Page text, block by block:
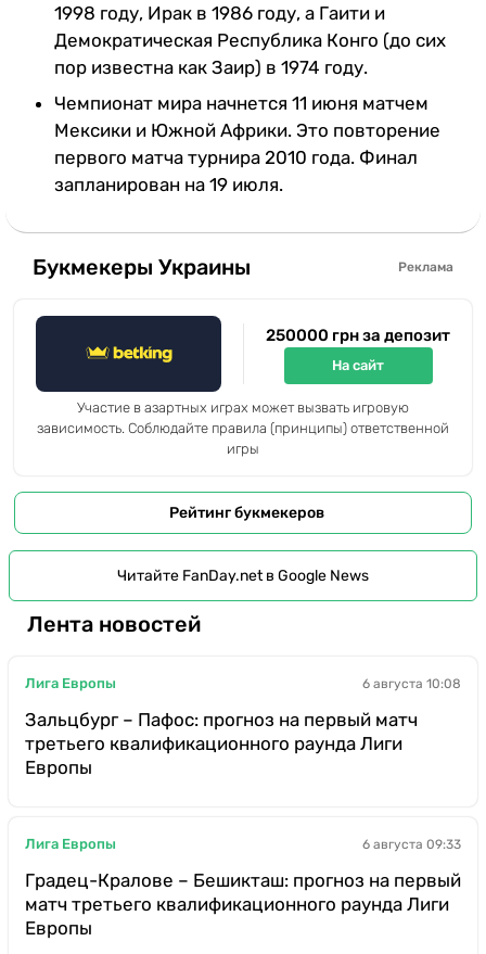
1998 году, Ирак в 1986 году, а Гаити и
Демократическая Республика Конго (до сих
пор известна как Заир) в 1974 году.
Чемпионат мира начнется 11 июня матчем
Мексики и Южной Африки. Это повторение
первого матча турнира 2010 года. Финал
запланирован на 19 июля.
Букмекеры Украины Реклама
250000 грн за депозит
На сайт
Участие в азартных играх может вызвать игровую
зависимость. Соблюдайте правила (принципы) ответственной
игры
Рейтинг букмекеров
Читайте FanDay.net в Google News
Лента новостей
Лига Европы 6 августа 10:08
Зальцбург – Пафос: прогноз на первый матч
третьего квалификационного раунда Лиги
Европы
Лига Европы 6 августа 09:33
Градец-Кралове – Бешикташ: прогноз на первый
матч третьего квалификационного раунда Лиги
Европы